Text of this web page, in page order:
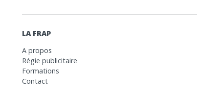
LA FRAP
A propos
Régie publicitaire
Formations
Contact